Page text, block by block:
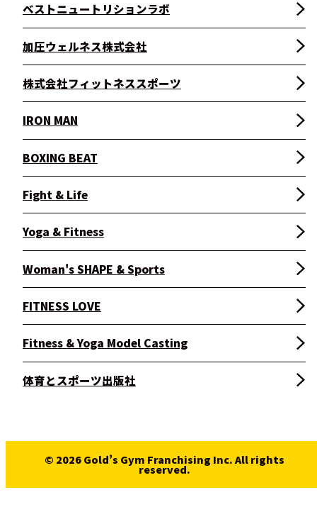
ベストニュートリションラボ
加圧ウェルネス株式会社
株式会社フィットネススポーツ
IRON MAN
BOXING BEAT
Fight & Life
Yoga & Fitness
Woman's SHAPE & Sports
FITNESS LOVE
Fitness & Yoga Model Casting
体育とスポーツ出版社
© 2026 Gold’s Gym Franchising Inc. All rights
reserved.